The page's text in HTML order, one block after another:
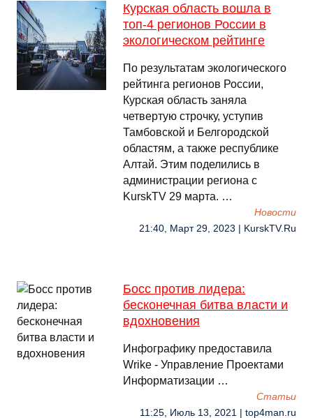
Курская область вошла в
топ-4 регионов России в
экологическом рейтинге
По результатам экологического
рейтинга регионов России,
Курская область заняла
четвертую строчку, уступив
Тамбовской и Белгородской
областям, а также республике
Алтай. Этим поделились в
администрации региона с
KurskTV 29 марта. …
Новости
21:40, Март 29, 2023 | KurskTV.Ru
Босс против лидера:
бесконечная битва власти и
вдохновения
Инфографику предоставила
Wrike - Управление Проектами
Информатизации …
Cтатьи
11:25, Июль 13, 2021 | top4man.ru